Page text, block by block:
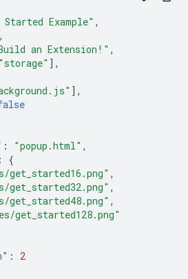
Example" ,
,
an Extension!" ,
"storage" ],
],
: "popup.html" ,
:
{
get_started16.png" ,
get_started32.png" ,
get_started48.png" ,
get_started128.png"
:
2